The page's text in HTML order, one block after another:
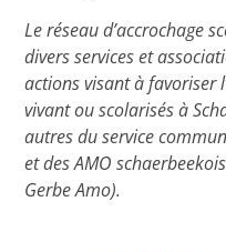
Le réseau d’accrochage
divers services et
actions visant à favoriser
vivant ou scolarisés à
autres du service
et des AMO
Gerbe Amo).